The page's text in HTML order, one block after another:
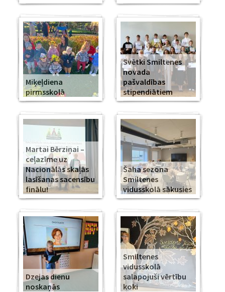
Miķeļdiena
pirmsskolā
Svētki Smiltenes
novada
pašvaldības
stipendiātiem
Martai Bērziņai –
ceļazīme uz
Nacionālās skaļās
lasīšanas sacensību
finālu!
Šaha sezona
Smiltenes
vidusskolā sākusies
Dzejas dienu
noskaņās
Smiltenes
vidusskolā
salapojuši vērtību
koki